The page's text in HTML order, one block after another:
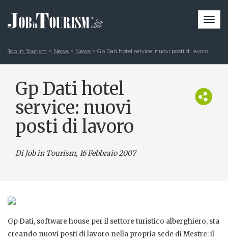
Job In Tourism > News > News > Gp Dati hotel service: nuovi posti di lavoro
Gp Dati hotel
service: nuovi
posti di lavoro
Di Job in Tourism, 16 Febbraio 2007
Gp Dati, software house per il settore turistico alberghiero, sta
creando nuovi posti di lavoro nella propria sede di Mestre: il